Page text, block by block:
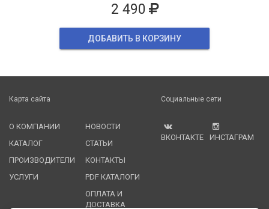
2 490
ДОБАВИТЬ В КОРЗИНУ
Карта сайта
О КОМПАНИИ
КАТАЛОГ
ПРОИЗВОДИТЕЛИ
УСЛУГИ
НОВОСТИ
СТАТЬИ
КОНТАКТЫ
PDF КАТАЛОГИ
ОПЛАТА И
ДОСТАВКА
Социальные сети
ВКОНТАКТЕ ИНСТАГРАМ